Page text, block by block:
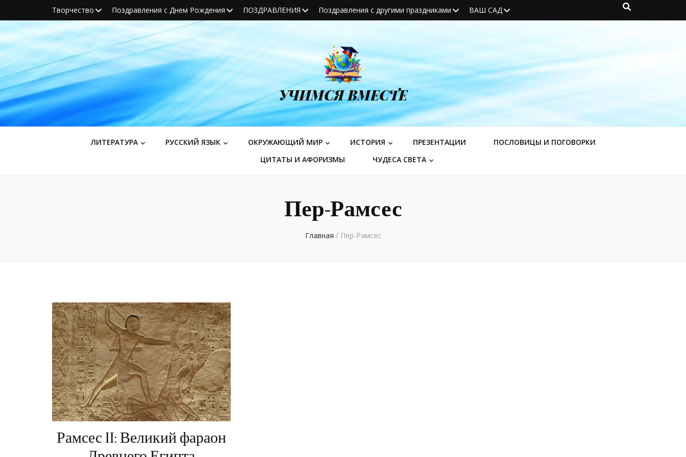
Творчество Поздравления с Днем Рождения ПОЗДРАВЛЕНИЯ Поздравления с другими праздниками ВАШ САД
УЧИМСЯ ВМЕСТЕ
ЛИТЕРАТУРА РУССКИЙ ЯЗЫК ОКРУЖАЮЩИЙ МИР ИСТОРИЯ ПРЕЗЕНТАЦИИ
ПОСЛОВИЦЫ И ПОГОВОРКИ
ЦИТАТЫ И АФОРИЗМЫ
ЧУДЕСА СВЕТА
Пер-Рамсес
Главная / Пер-Рамсес
Рамсес II: Великий фараон